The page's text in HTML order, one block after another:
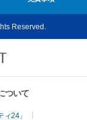
Reserved.
ついて
24」